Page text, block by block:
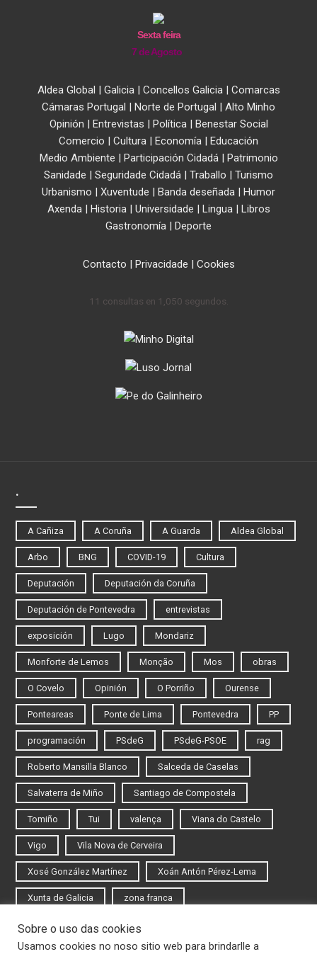
Sexta feira
7 de Agosto
Aldea Global | Galicia| Concellos Galicia| Comarcas
Cámaras Portugal | Norte de Portugal | Alto Minho
Opinión | Entrevistas | Política| Benestar Social
Comercio | Cultura | Economía | Educación
Medio Ambiente | Participación Cidadá| Patrimonio
Sanidade | Seguridade Cidadá | Traballo | Turismo
Urbanismo | Xuventude | Banda deseñada | Humor
Axenda| Historia| Universidade | Lingua| Libros
Gastronomía | Deporte
Contacto | Privacidade | Cookies
11 consultas en 1,050 segundos.
.
A Cañiza A Coruña A Guarda Aldea Global
Arbo BNG COVID-19 Cultura
Deputación Deputación da Coruña
Deputación de Pontevedra entrevistas
exposición Lugo Mondariz
Monforte de Lemos Monção Mos obras
O Covelo Opinión O Porriño Ourense
Ponteareas Ponte de Lima Pontevedra PP
programación PSdeG PSdeG-PSOE rag
Roberto Mansilla Blanco Salceda de Caselas
Salvaterra de Miño Santiago de Compostela
Tomiño Tui valença Viana do Castelo
Vigo Vila Nova de Cerveira
Xosé González Martínez Xoán Antón Pérez-Lema
Xunta de Galicia zona franca
Iniciar sesión
Sobre o uso das cookies
Usamos cookies no noso sitio web para brindarlle a